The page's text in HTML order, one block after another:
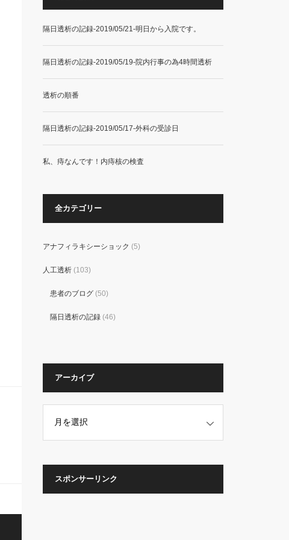
隔日透析の記録-2019/05/21-明日から入院です。
隔日透析の記録-2019/05/19-院内行事の為4時間透析
透析の順番
隔日透析の記録-2019/05/17-外科の受診日
私、痔なんです！内痔核の検査
全カテゴリー
アナフィラキシーショック (5)
人工透析(103)
患者のブログ(50)
隔日透析の記録(46)
アーカイブ
スポンサーリンク